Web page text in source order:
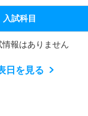
入試科目
報はありません
日を見る